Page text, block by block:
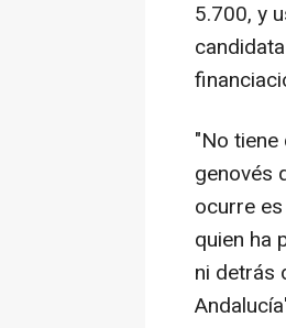
5.700, y
"No
genovés
ocurre
quien ha
ni detrás